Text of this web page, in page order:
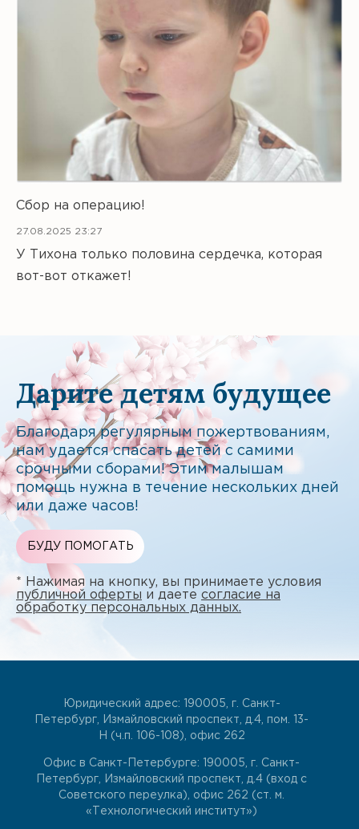
Сбор на операцию!
27.08.2025 23:27
У Тихона только половина сердечка, которая
вот-вот откажет!
Дарите детям будущее
Благодаря регулярным пожертвованиям,
нам удается спасать детей с самими
срочными сборами! Этим малышам
помощь нужна в течение нескольких дней
или даже часов!
БУДУ ПОМОГАТЬ
* Нажимая на кнопку, вы принимаете условия
публичной оферты и даете согласие на
обработку персональных данных.
Юридический адрес: 190005, г. Санкт-
Петербург, Измайловский проспект, д.4, пом. 13-
Н (ч.п. 106-108), офис 262
Офис в Санкт-Петербурге: 190005, г. Санкт-
Петербург, Измайловский проспект, д.4 (вход с
Советского переулка), офис 262 (ст. м.
«Технологический институт»)